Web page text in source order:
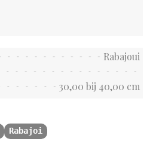
Rabajoui
30,00 bij 40,00 cm
Rabajoi